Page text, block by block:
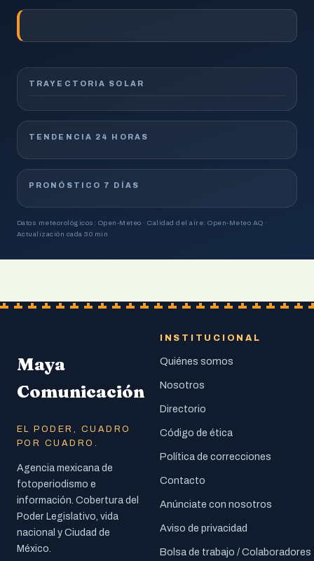
TRAYECTORIA SOLAR
TENDENCIA 24 HORAS
PRONÓSTICO 7 DÍAS
Datos meteorológicos: Open-Meteo · Calidad del aire: Open-Meteo AQ ·
Actualización cada 30 min
Maya
Comunicación
EL PODER, CUADRO
POR CUADRO.
Agencia mexicana de
fotoperiodismo e
información. Cobertura del
Poder Legislativo, vida
nacional y Ciudad de
México.
INSTITUCIONAL
Quiénes somos
Nosotros
Directorio
Código de ética
Política de correcciones
Contacto
Anúnciate con nosotros
Aviso de privacidad
Bolsa de trabajo / Colaboradores